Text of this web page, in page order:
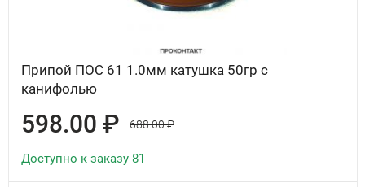
Припой ПОС 61 1.0мм катушка 50гр с
канифолью
598.00 ₽ 688.00 ₽
Доступно к заказу 81